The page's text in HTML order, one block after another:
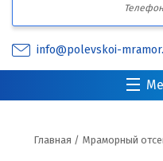
info@polevskoi-
Главная / Мраморный